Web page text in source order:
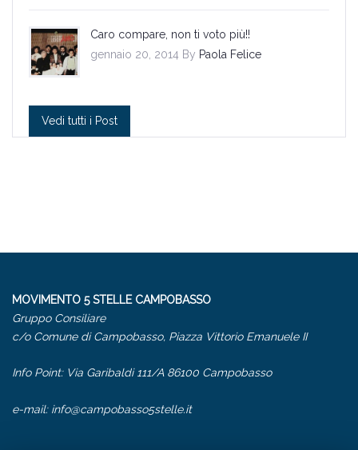
Caro compare, non ti voto più!!
gennaio 20, 2014 By Paola Felice
Vedi tutti i Post
MOVIMENTO 5 STELLE CAMPOBASSO
Gruppo Consiliare
c/o Comune di Campobasso, Piazza Vittorio Emanuele II
Info Point: Via Garibaldi 111/A 86100 Campobasso
e-mail: info@campobasso5stelle.it